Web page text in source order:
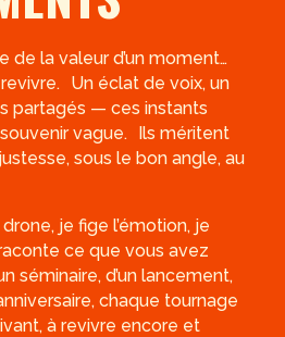
de la valeur d’un moment…
Un éclat de voix, un
partagés — ces instants
vague. Ils méritent
sous le bon angle, au
je fige l’émotion, je
ce que vous avez
séminaire, d’un lancement,
chaque tournage
à revivre encore et